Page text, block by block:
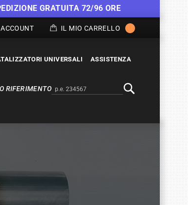
GRATUITA 72/96 ORE
IL MIO CARRELLO
UNIVERSALI ASSISTENZA
Alternativa a Doofinder
RIFERIMENTO